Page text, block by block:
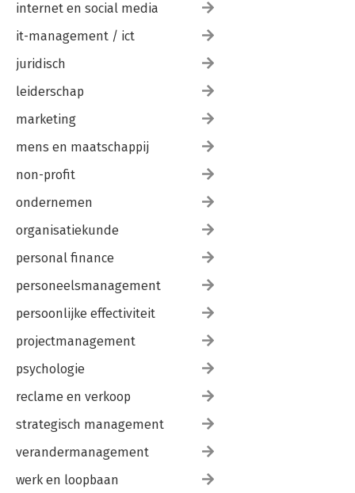
internet en social media
it-management / ict
juridisch
leiderschap
marketing
mens en maatschappij
non-profit
ondernemen
organisatiekunde
personal finance
personeelsmanagement
persoonlijke effectiviteit
projectmanagement
psychologie
reclame en verkoop
strategisch management
verandermanagement
werk en loopbaan